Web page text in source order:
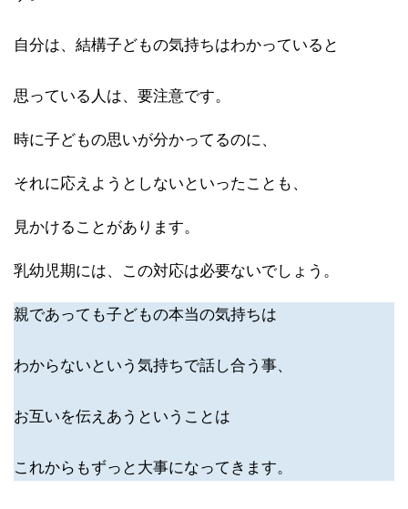
自分は、結構子どもの気持ちはわかっていると
思っている人は、要注意です。
時に子どもの思いが分かってるのに、
それに応えようとしないといったことも、
見かけることがあります。
乳幼児期には、この対応は必要ないでしょう。
親であっても子どもの本当の気持ちは
わからないという気持ちで話し合う事、
お互いを伝えあうということは
これからもずっと大事になってきます。